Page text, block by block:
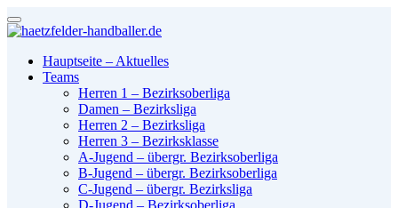
Hauptseite – Aktuelles
Teams
Herren 1 – Bezirksoberliga
Damen – Bezirksliga
Herren 2 – Bezirksliga
Herren 3 – Bezirksklasse
A-Jugend – übergr. Bezirksoberliga
B-Jugend – übergr. Bezirksoberliga
C-Jugend – übergr. Bezirksliga
D-Jugend – Bezirksoberliga